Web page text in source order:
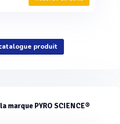
produit
marque PYRO SCIENCE®